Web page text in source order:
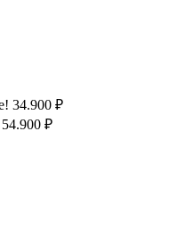
34.900 ₽
54.900 ₽